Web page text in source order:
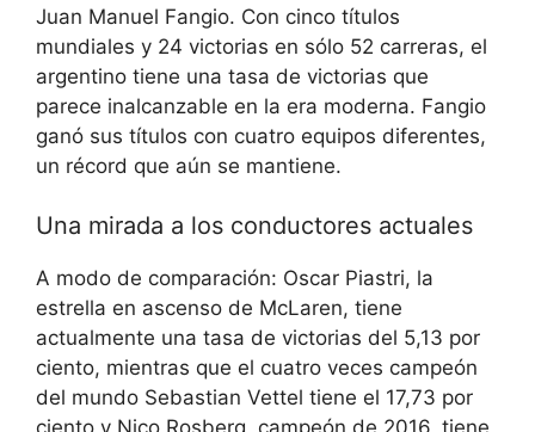
Juan Manuel Fangio. Con cinco títulos
mundiales y 24 victorias en sólo 52 carreras, el
argentino tiene una tasa de victorias que
parece inalcanzable en la era moderna. Fangio
ganó sus títulos con cuatro equipos diferentes,
un récord que aún se mantiene.
Una mirada a los conductores actuales
A modo de comparación: Oscar Piastri, la
estrella en ascenso de McLaren, tiene
actualmente una tasa de victorias del 5,13 por
ciento, mientras que el cuatro veces campeón
del mundo Sebastian Vettel tiene el 17,73 por